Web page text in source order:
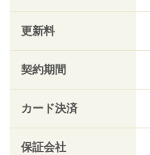
更新料
契約期間
カード決済
保証会社